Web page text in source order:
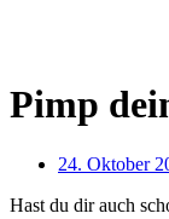
Pimp
24. Oktober
Hast du dir auch